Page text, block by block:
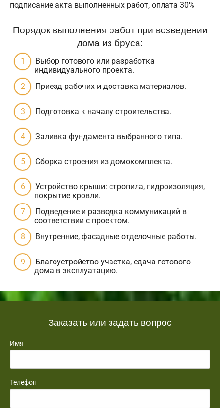
подписание акта выполненных работ, оплата 30%
Порядок выполнения работ при возведении
дома из бруса:
Выбор готового или разработка
индивидуального проекта.
Приезд рабочих и доставка материалов.
Подготовка к началу строительства.
Заливка фундамента выбранного типа.
Сборка строения из домокомплекта.
Устройство крыши: стропила, гидроизоляция,
покрытие кровли.
Подведение и разводка коммуникаций в
соответствии с проектом.
Внутренние, фасадные отделочные работы.
Благоустройство участка, сдача готового
дома в эксплуатацию.
Заказать или задать вопрос
Имя
Телефон